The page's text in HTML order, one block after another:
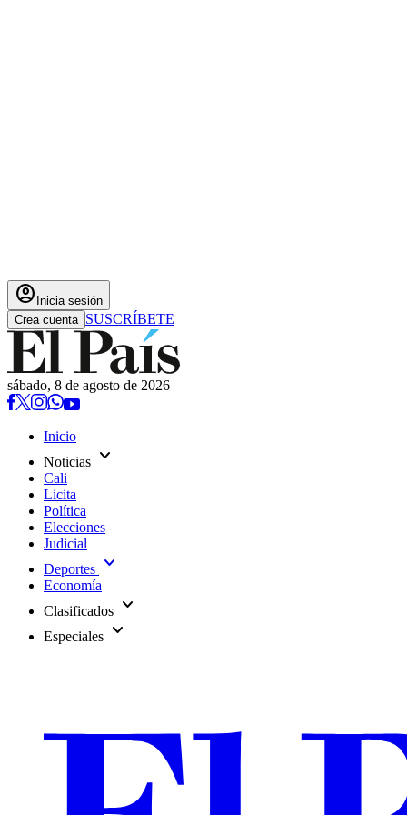
account_circle Inicia sesión
Crea cuenta SUSCRÍBETE
sábado, 8 de agosto de 2026
Inicio
Noticias expand_more
Cali
Licita
Política
Elecciones
Judicial
Deportes expand_more
Economía
Clasificados expand_more
Especiales expand_more